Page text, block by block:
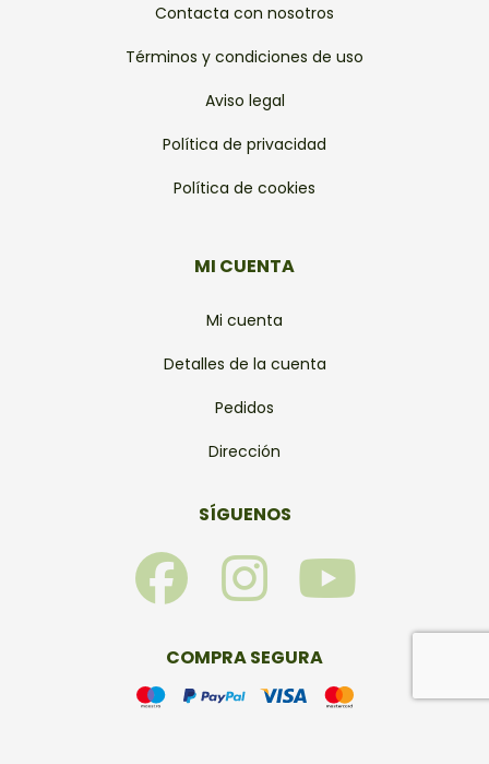
Contacta con nosotros
Términos y condiciones de uso
Aviso legal
Política de privacidad
Política de cookies
MI CUENTA
Mi cuenta
Detalles de la cuenta
Pedidos
Dirección
SÍGUENOS
F
a
c
e
I
n
s
Y
u
t
COMPRA SEGURA